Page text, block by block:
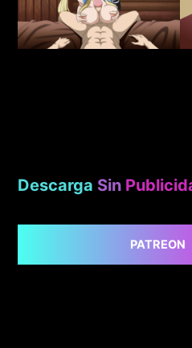
Descarga Sin
PATREON